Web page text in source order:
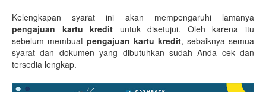
Kelengkapan syarat ini akan mempengaruhi lamanya
pengajuan kartu kredit untuk disetujui. Oleh karena itu
sebelum membuat pengajuan kartu kredit, sebaiknya semua
syarat dan dokumen yang dibutuhkan sudah Anda cek dan
tersedia lengkap.